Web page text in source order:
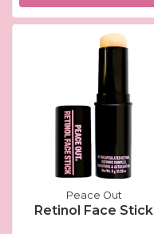
Peace Out
Retinol Face Stick